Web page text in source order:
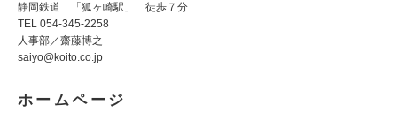
静岡鉄道 「狐ヶ崎駅」 徒歩７分
TEL 054-345-2258
人事部／齋藤博之
saiyo@koito.co.jp
ホームページ